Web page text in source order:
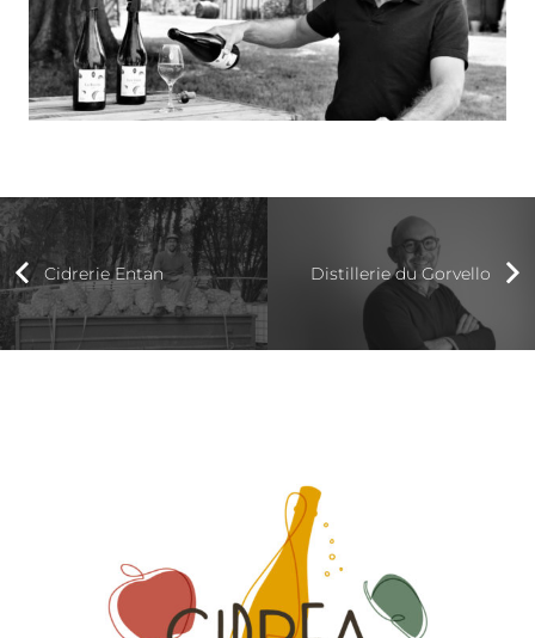
Cidrerie Entan Distillerie du Gorvello